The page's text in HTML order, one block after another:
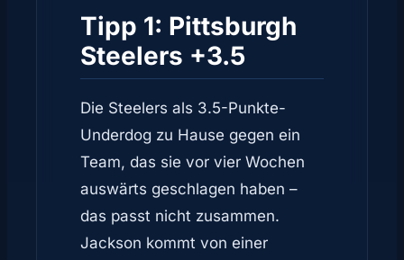
Tipp 1: Pittsburgh
Steelers +3.5
Die Steelers als 3.5-Punkte-
Underdog zu Hause gegen ein
Team, das sie vor vier Wochen
auswärts geschlagen haben –
das passt nicht zusammen.
Jackson kommt von einer